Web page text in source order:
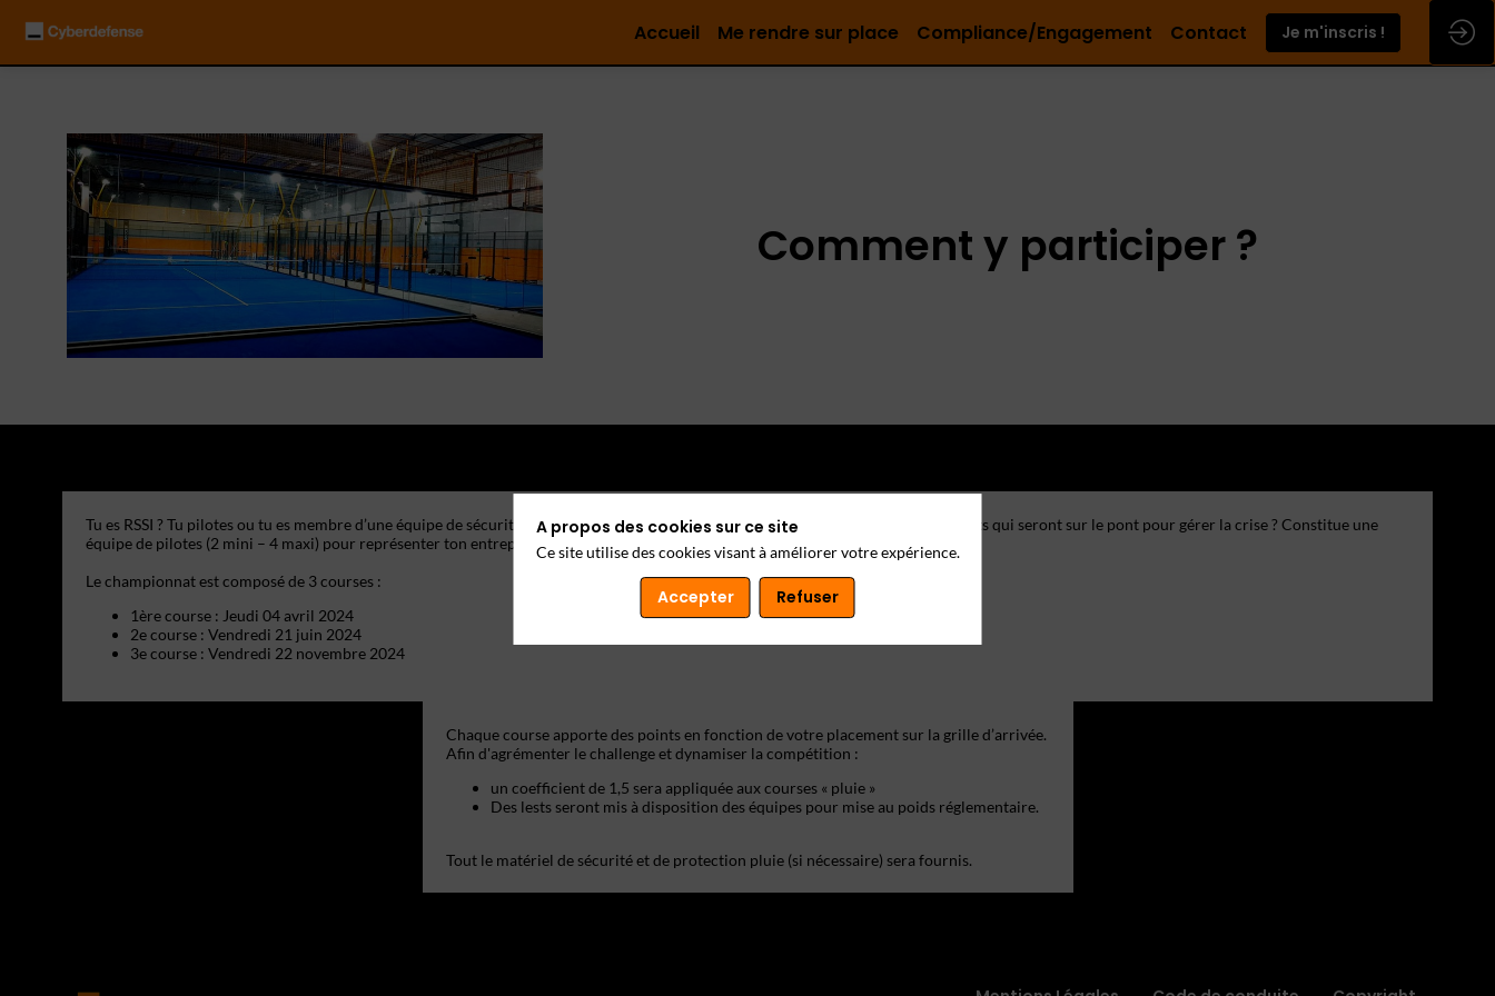
Accueil Me rendre sur place Compliance/Engagement Contact Je m'inscris !
Comment y participer ?
Tu es RSSI ? Tu pilotes ou tu es membre d’une équipe de sécurité opérationnelle ? En cas d’incident sécurité, tu fais partie des experts qui seront sur le pont pour gérer la crise ? Constitue une
équipe de pilotes (2 mini – 4 maxi) pour représenter ton entreprise à la Cyber Cup.
Le championnat est composé de 3 courses :
1ère course : Jeudi 04 avril 2024
2e course : Vendredi 21 juin 2024
3e course : Vendredi 22 novembre 2024
Chaque course apporte des points en fonction de votre placement sur la grille d’arrivée.
un coefficient de 1,5 sera appliquée aux courses « pluie »
Des lests seront mis à disposition des équipes pour mise au poids réglementaire.
Tout le matériel de sécurité et de protection pluie (si nécessaire) sera fournis.
A propos des cookies sur ce site
Ce site utilise des cookies visant à améliorer votre expérience.
Accepter Refuser